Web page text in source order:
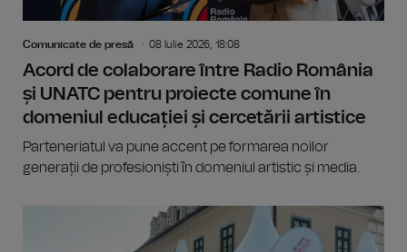
Comunicate de presă 08 Iulie 2026, 18:08
Acord de colaborare între Radio România
și UNATC pentru proiecte comune în
domeniul educației și cercetării artistice
Parteneriatul va pune accent pe formarea noilor
generații de profesioniști în domeniul artistic și media.